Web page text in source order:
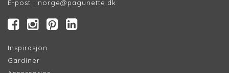
E-post : norge@pagunette.dk
Inspirasjon
Gardiner